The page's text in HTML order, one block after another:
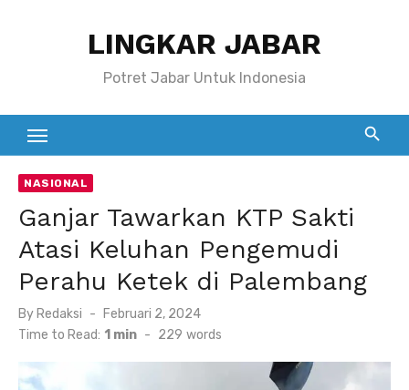
LINGKAR JABAR
Potret Jabar Untuk Indonesia
NASIONAL
Ganjar Tawarkan KTP Sakti
Atasi Keluhan Pengemudi
Perahu Ketek di Palembang
By Redaksi
Posted
on
Februari 2, 2024
Time to Read: 1 min - 229 words